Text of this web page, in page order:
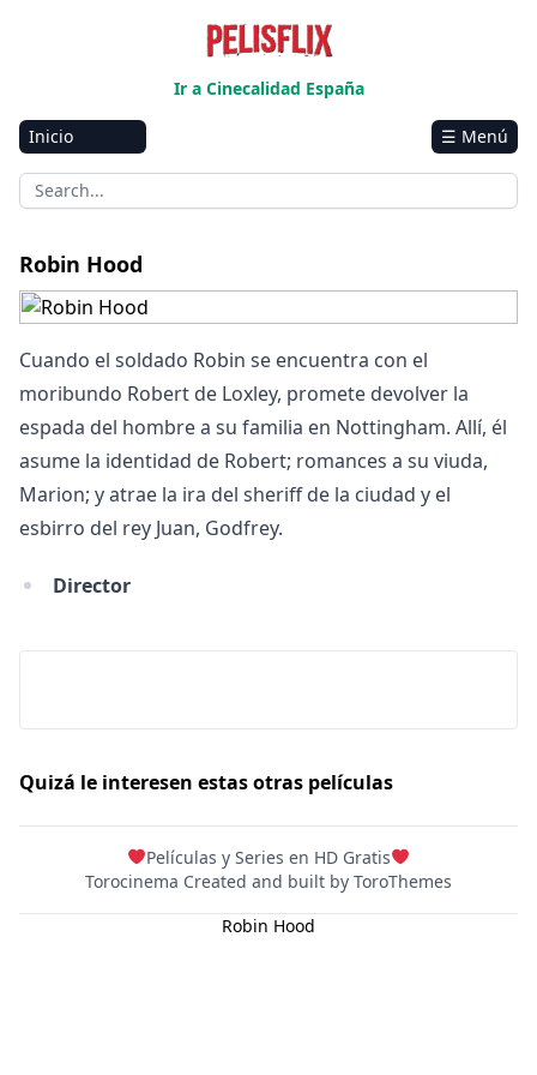
Robin Hood
Ir a Cinecalidad España
Inicio
Amazon
Netflix
Disney+
HBO-Max
Marvel
Vix+Original
Hulu
Apple tv+
☰ Menú
Robin Hood
Cuando el soldado Robin se encuentra con el
moribundo Robert de Loxley, promete devolver la
espada del hombre a su familia en Nottingham. Allí, él
asume la identidad de Robert; romances a su viuda,
Marion; y atrae la ira del sheriff de la ciudad y el
esbirro del rey Juan, Godfrey.
Director
Quizá le interesen estas otras películas
Películas y Series en HD Gratis
Torocinema Created and built by ToroThemes